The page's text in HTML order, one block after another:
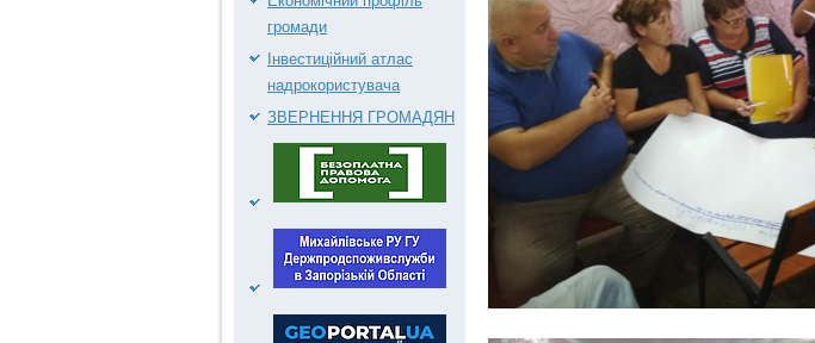
громади
Інвестиційний атлас
надрокористувача
ЗВЕРНЕННЯ ГРОМАДЯН